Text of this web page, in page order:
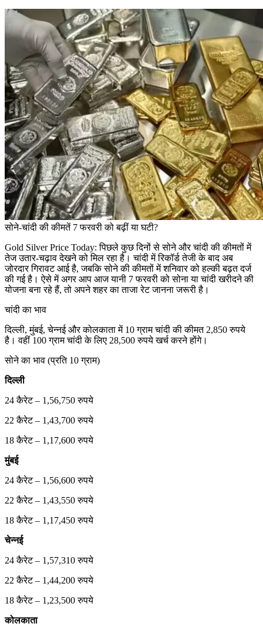
सोने-चांदी की कीमतें 7 फरवरी को बढ़ीं या घटी?
Gold Silver Price Today: पिछले कुछ दिनों से सोने और चांदी की कीमतों में
तेज उतार-चढ़ाव देखने को मिल रहा है। चांदी में रिकॉर्ड तेजी के बाद अब
जोरदार गिरावट आई है, जबकि सोने की कीमतों में शनिवार को हल्की बढ़त दर्ज
की गई है। ऐसे में अगर आप आज यानी 7 फरवरी को सोना या चांदी खरीदने की
योजना बना रहे हैं, तो अपने शहर का ताजा रेट जानना जरूरी है।
चांदी का भाव
दिल्ली, मुंबई, चेन्नई और कोलकाता में 10 ग्राम चांदी की कीमत 2,850 रुपये
है। वहीं 100 ग्राम चांदी के लिए 28,500 रुपये खर्च करने होंगे।
सोने का भाव (प्रति 10 ग्राम)
दिल्ली
24 कैरेट – 1,56,750 रुपये
22 कैरेट – 1,43,700 रुपये
18 कैरेट – 1,17,600 रुपये
मुंबई
24 कैरेट – 1,56,600 रुपये
22 कैरेट – 1,43,550 रुपये
18 कैरेट – 1,17,450 रुपये
चेन्नई
24 कैरेट – 1,57,310 रुपये
22 कैरेट – 1,44,200 रुपये
18 कैरेट – 1,23,500 रुपये
कोलकाता